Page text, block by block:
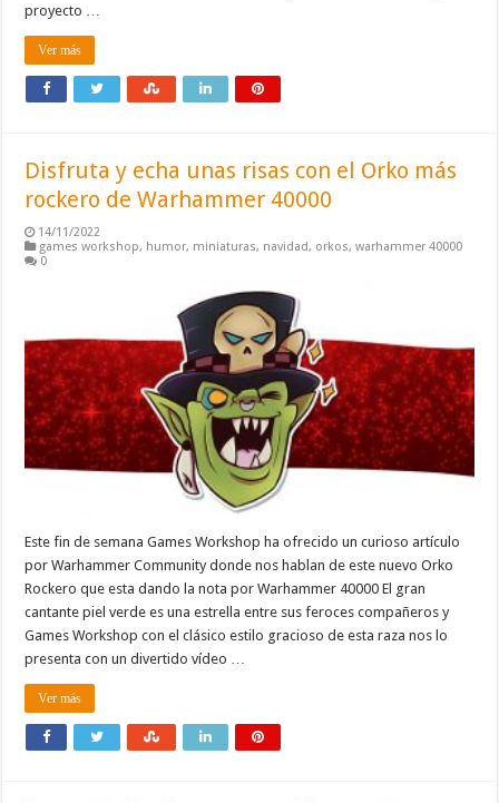
proyecto …
Ver más
Disfruta y echa unas risas con el Orko más
rockero de Warhammer 40000
14/11/2022
games workshop, humor, miniaturas, navidad, orkos,warhammer 40000
0
Este fin de semana Games Workshop ha ofrecido un curioso artículo
por Warhammer Community donde nos hablan de este nuevo Orko
Rockero que esta dando la nota por Warhammer 40000 El gran
cantante piel verde es una estrella entre sus feroces compañeros y
Games Workshop con el clásico estilo gracioso de esta raza nos lo
presenta con un divertido vídeo …
Ver más